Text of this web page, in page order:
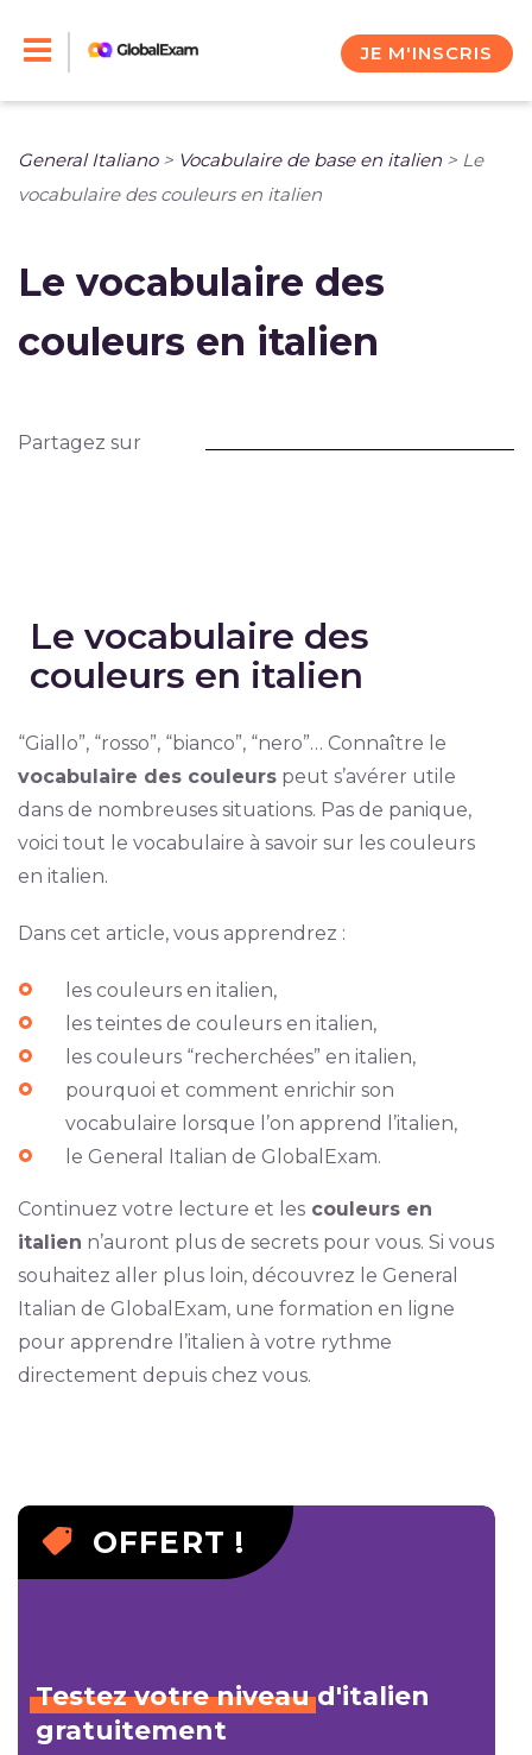
JE M'INSCRIS
General Italiano> Vocabulaire de base en italien > Le
vocabulaire des couleurs en italien
Le vocabulaire des
couleurs en italien
Partagez sur
Le vocabulaire des
couleurs en italien
“Giallo”, “rosso”, “bianco”, “nero”… Connaître le
vocabulaire des couleurspeut s’avérer utile
dans de nombreuses situations. Pas de panique,
voici tout le vocabulaire à savoir sur les couleurs
en italien.
Dans cet article, vous apprendrez :
les couleurs en italien,
les teintes de couleurs en italien,
les couleurs “recherchées” en italien,
pourquoi et comment enrichir son
vocabulaire lorsque l’on apprend l’italien,
le General Italian de GlobalExam.
Continuez votre lecture et lescouleurs en
italien n’auront plus de secrets pour vous. Si vous
souhaitez aller plus loin, découvrez le General
Italian de GlobalExam, une formation en ligne
pour apprendre l’italien à votre rythme
directement depuis chez vous.
OFFERT !
Testez votre niveaud'italien
gratuitement